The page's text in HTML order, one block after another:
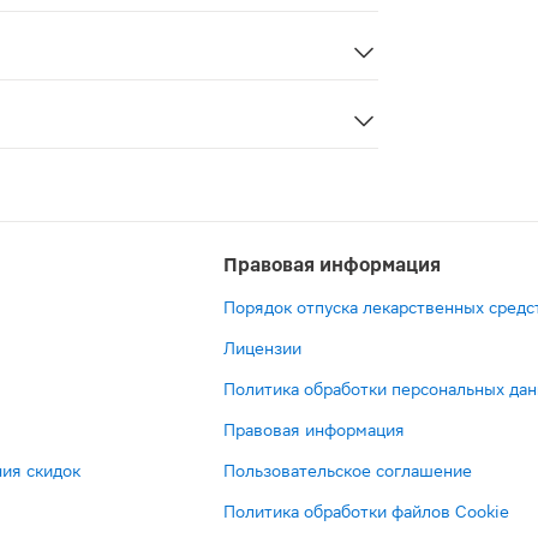
скидок
Правовая информация
Порядок отпуска лекарственных
Лицензии
Политика обработки персональных
Правовая информация
Пользовательское соглашение
Политика обработки файлов Cookie